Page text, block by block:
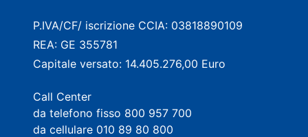
P.IVA/CF/ iscrizione CCIA: 03818890109
REA: GE 355781
Capitale versato: 14.405.276,00 Euro
Call Center
da telefono fisso 800 957 700
da cellulare 010 89 80 800